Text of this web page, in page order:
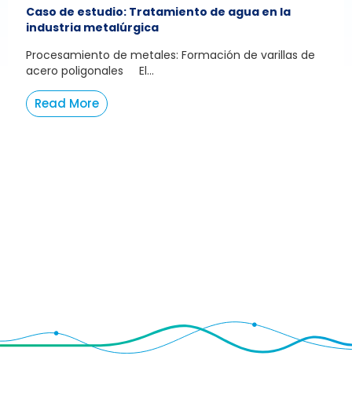
Caso de estudio: Tratamiento de agua en la
industria metalúrgica
Procesamiento de metales: Formación de varillas de
acero poligonales El...
Read More